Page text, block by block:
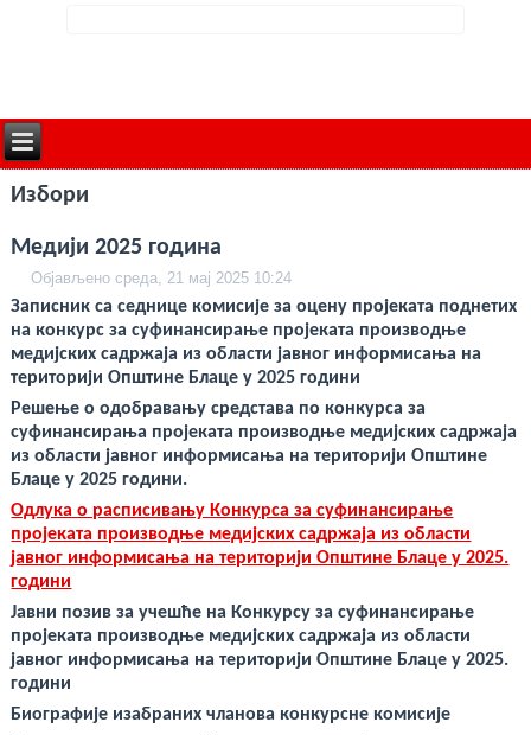
bonusu
deneme
deneme
bonusu
siteler
2024
deneme
bonusu
veren
bahis
siteleri
bonus
veren
siteleri
deneme
bonusu
veren
yeni
siteler
deneme
bonusu
veren
casino
siteleri
Yeni
Избори
Медији 2025 година
Објављено среда, 21 мај 2025 10:24
Записник са седнице комисије за оцену пројеката поднетих
на конкурс за суфинансирање пројеката производње
медијских садржаја из области јавног информисања на
територији Општине Блаце у 2025 години
Решење о одобравању средстава по конкурса за
суфинансирања пројеката производње медијских садржаја
из области јавног информисања на територији Општине
Блаце у 2025 години.
Одлука о расписивању Конкурса за суфинансирање
пројеката производње медијских садржаја из области
јавног информисања на територији Општине Блаце у 2025.
години
Јавни позив за учешће на Конкурсу за суфинансирање
пројеката производње медијских садржаја из области
јавног информисања на територији Општине Блаце у 2025.
години
Биографије изабраних чланова конкурсне комисије